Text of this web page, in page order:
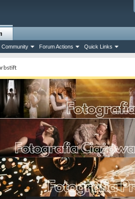
Community Forum Actions Quick Links